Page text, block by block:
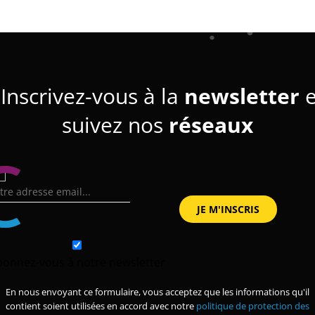
Inscrivez-vous à la newsletter
suivez nos réseaux
En nous envoyant ce formulaire, vous acceptez que les informations qu'il
contient soient utilisées en accord avec notre politique de protection des